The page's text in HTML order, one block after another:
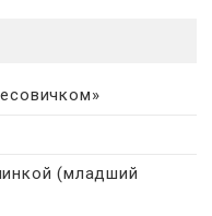
(младший